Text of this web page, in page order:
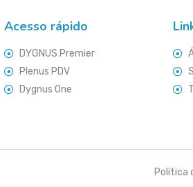
Acesso rápido
DYGNUS Premier
Plenus PDV
Dygnus One
Política